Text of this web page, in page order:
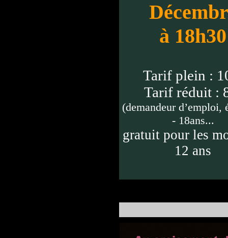
à 18h30
Tarif plein :
Tarif réduit :
(demandeur d’emploi,
- 18ans...
gratuit pour les
12 ans